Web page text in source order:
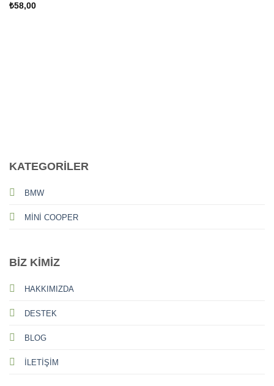
₺58,00
KATEGORİLER
BMW
MİNİ COOPER
BİZ KİMİZ
HAKKIMIZDA
DESTEK
BLOG
İLETİŞİM